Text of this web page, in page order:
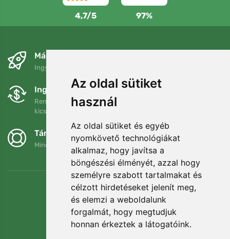
Az oldal sütiket
használ
Az oldal sütiket és egyéb
nyomkövető technológiákat
alkalmaz, hogy javítsa a
böngészési élményét, azzal hogy
személyre szabott tartalmakat és
célzott hirdetéseket jelenít meg,
és elemzi a weboldalunk
forgalmát, hogy megtudjuk
honnan érkeztek a látogatóink.
4,7/5 97%
Másnapra és ingyenesen
Ingyenes szállítás a következő összeg felett: 80 EUR
Ingyenes csere és visszaküldés
Rendelését 90 napon belül bármikor visszaküldheti vagy
kicserélheti.
Támogatjuk a Trees.org-ot
Minden megrendelésért ültetünk egy fát! Bővebben